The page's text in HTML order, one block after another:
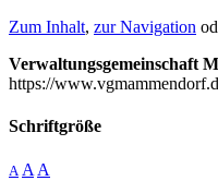
Zum Inhalt, zur Navigation
Verwaltungsgemeinschaft
https://
Schriftgröße
A A A